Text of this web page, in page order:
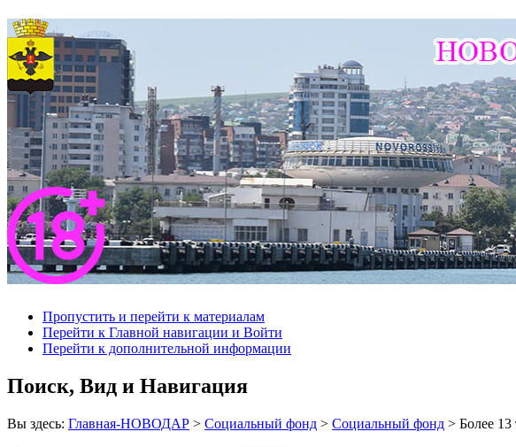
Пропустить и перейти к материалам
Перейти к Главной навигации и Войти
Перейти к дополнительной информации
Поиск, Вид и Навигация
Вы здесь: Главная-НОВОДАР > Социальный фонд > Социальный фонд > Более